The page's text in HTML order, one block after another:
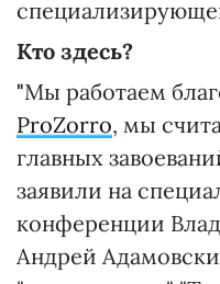
Кто здесь?
"Мы работаем
ProZorro, мы
главных
заявили на
конференции
Андрей